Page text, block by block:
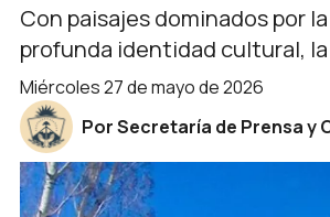
Con paisajes dominados por
profunda identidad cultural,
miércoles 27 de mayo de 2026
Por Secretaría de Prensa y